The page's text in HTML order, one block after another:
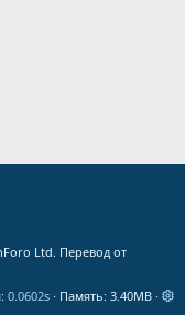
Ltd. Перевод от
0.0602s Память 3.40MB